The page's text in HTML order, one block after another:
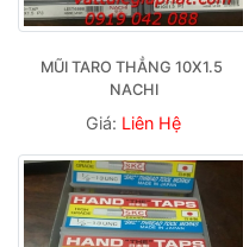
MŨI TARO THẲNG 10X1.5
NACHI
Giá: Liên Hệ